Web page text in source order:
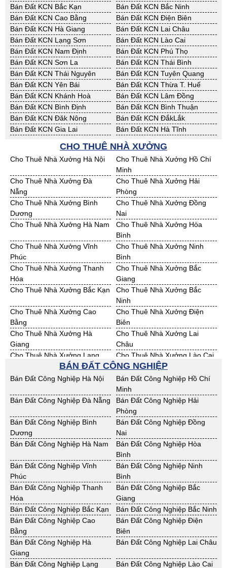
Bán Đất KCN Bắc Kạn
Bán Đất KCN Bắc Ninh
Bán Đất KCN Cao Bằng
Bán Đất KCN Điện Biên
Bán Đất KCN Hà Giang
Bán Đất KCN Lai Châu
Bán Đất KCN Lạng Sơn
Bán Đất KCN Lào Cai
Bán Đất KCN Nam Định
Bán Đất KCN Phú Thọ
Bán Đất KCN Sơn La
Bán Đất KCN Thái Bình
Bán Đất KCN Thái Nguyên
Bán Đất KCN Tuyên Quang
Bán Đất KCN Yên Bái
Bán Đất KCN Thừa T. Huế
Bán Đất KCN Khánh Hoà
Bán Đất KCN Lâm Đồng
Bán Đất KCN Bình Định
Bán Đất KCN Bình Thuận
Bán Đất KCN Đăk Nông
Bán Đất KCN ĐắkLắk
Bán Đất KCN Gia Lai
Bán Đất KCN Hà Tĩnh
Bán Đất KCN Nghệ An
Bán Đất KCN Ninh Thuận
Bán Đất KCN Phú Yên
Bán Đất KCN Quảng Bình
Bán Đất KCN Quảng Nam
Bán Đất KCN Quảng Ngãi
Bán Đất KCN Bà Rịa - VT
Bán Đất KCN Cần Thơ
Bán Đất KCN An Giang
Bán Đất KCN Bạc Liêu
Bán Đất KCN Bến Tre
Bán Đất KCN Bình Phước
Bán Đất KCN Cà Mau
Bán Đất KCN Đồng Tháp
Bán Đất KCN Hậu Giang
Bán Đất KCN Kiên Giang
Bán Đất KCN Long An
Bán Đất KCN Sóc Trăng
Bán Đất KCN Tây Ninh
Bán Đất KCN Tiền Giang
Bán Đất KCN Trà Vinh
Bán Đất KCN Vĩnh Long
Bán Đất KCN Hải Dương
Bán Đất KCN Hưng Yên
Bán Đất KCN Quảng Ninh
CHO THUÊ NHÀ XƯỞNG
Cho Thuê Nhà Xưởng Hà Nội
Cho Thuê Nhà Xưởng Hồ Chí
Minh
Cho Thuê Nhà Xưởng Đà
Nẵng
Cho Thuê Nhà Xưởng Hải
Phòng
Cho Thuê Nhà Xưởng Bình
Dương
Cho Thuê Nhà Xưởng Đồng
Nai
Cho Thuê Nhà Xưởng Hà Nam
Cho Thuê Nhà Xưởng Hòa
Bình
Cho Thuê Nhà Xưởng Vĩnh
Phúc
Cho Thuê Nhà Xưởng Ninh
Bình
Cho Thuê Nhà Xưởng Thanh
Hóa
Cho Thuê Nhà Xưởng Bắc
Giang
Cho Thuê Nhà Xưởng Bắc Kạn
Cho Thuê Nhà Xưởng Bắc
Ninh
Cho Thuê Nhà Xưởng Cao
Bằng
Cho Thuê Nhà Xưởng Điện
Biên
Cho Thuê Nhà Xưởng Hà
Giang
Cho Thuê Nhà Xưởng Lai
Châu
Cho Thuê Nhà Xưởng Lạng
Cho Thuê Nhà Xưởng Lào Cai
Cho Thuê Nhà Xưởng Nam
Cho Thuê Nhà Xưởng Phú Thọ
Cho Thuê Nhà Xưởng Sơn La
Cho Thuê Nhà Xưởng Thái
Bình
Cho Thuê Nhà Xưởng Thái
Nguyên
Cho Thuê Nhà Xưởng Tuyên
Quang
Cho Thuê Nhà Xưởng Yên Bái
Cho Thuê Nhà Xưởng Thừa T.
Huế
Cho Thuê Nhà Xưởng Khánh
Hoà
Cho Thuê Nhà Xưởng Lâm
Đồng
Cho Thuê Nhà Xưởng Bình
Định
Cho Thuê Nhà Xưởng Bình
Thuận
Cho Thuê Nhà Xưởng Đăk
Nông
Cho Thuê Nhà Xưởng ĐắkLắk
Cho Thuê Nhà Xưởng Gia Lai
Cho Thuê Nhà Xưởng Hà Tĩnh
Cho Thuê Nhà Xưởng Kon
Tum
Cho Thuê Nhà Xưởng Nghệ An
Cho Thuê Nhà Xưởng Ninh
Cho Thuê Nhà Xưởng Phú Yên
BÁN ĐẤT CÔNG NGHIỆP
Bán Đất Công Nghiệp Hà Nội
Bán Đất Công Nghiệp Hồ Chí
Minh
Bán Đất Công Nghiệp Đà Nẵng
Bán Đất Công Nghiệp Hải
Phòng
Bán Đất Công Nghiệp Bình
Dương
Bán Đất Công Nghiệp Đồng
Nai
Bán Đất Công Nghiệp Hà Nam
Bán Đất Công Nghiệp Hòa
Bình
Bán Đất Công Nghiệp Vĩnh
Phúc
Bán Đất Công Nghiệp Ninh
Bình
Bán Đất Công Nghiệp Thanh
Hóa
Bán Đất Công Nghiệp Bắc
Giang
Bán Đất Công Nghiệp Bắc Kạn
Bán Đất Công Nghiệp Bắc Ninh
Bán Đất Công Nghiệp Cao
Bằng
Bán Đất Công Nghiệp Điện
Biên
Bán Đất Công Nghiệp Hà
Giang
Bán Đất Công Nghiệp Lai Châu
Bán Đất Công Nghiệp Lạng
Bán Đất Công Nghiệp Lào Cai